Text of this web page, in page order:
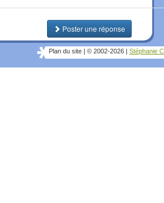
Poster une réponse
Plan du site © 2002-2026 Stéphanie C